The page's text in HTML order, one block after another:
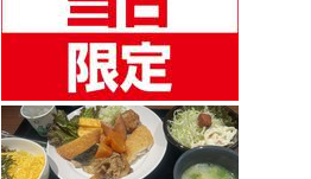
プ
の
写
真